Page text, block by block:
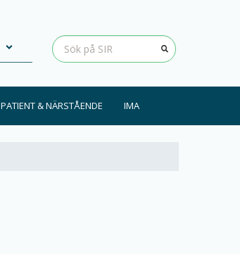
PATIENT & NÄRSTÅENDE IMA